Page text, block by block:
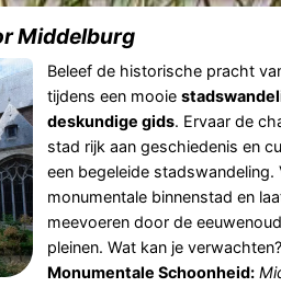
Middelburg
Beleef de historische pracht
tijdens een mooie
deskundige gids. Ervaar de
stad rijk aan geschiedenis en
een begeleide stadswandeling.
monumentale binnenstad en
meevoeren door de
pleinen. Wat kan je
Monumentale Schoonheid: